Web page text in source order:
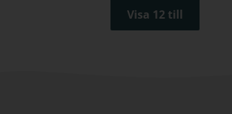
Visa 12 till